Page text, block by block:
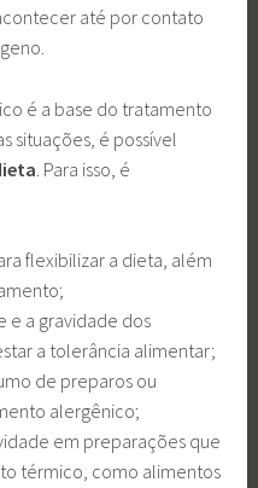
até por contato
é a base do tratamento
situações, é possível
. Para isso, é
flexibilizar a dieta, além
e a gravidade dos
a tolerância alimentar;
de preparos ou
alergênico;
em preparações que
térmico, como alimentos